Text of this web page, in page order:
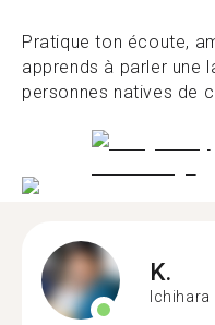
Pratique ton écoute,
apprends à parler une
personnes natives de
K.
Ichihara